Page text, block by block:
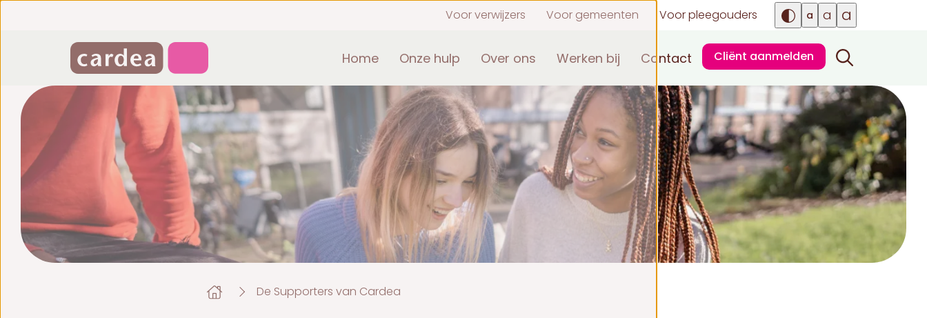
Voor verwijzers Voor gemeenten Voor pleegouders a a a
Home Onze hulp Over ons Werken bij Contact Cliënt aanmelden
De Supporters van Cardea